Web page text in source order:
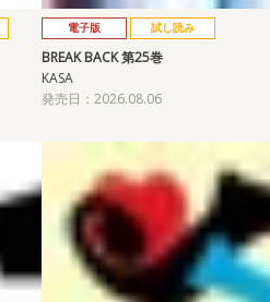
電子版 試し読み
BREAK BACK 第25巻
KASA
発売日：2026.08.06